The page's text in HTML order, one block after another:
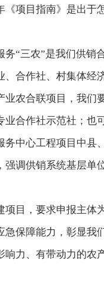
《项目指南》是出于
务“三农”是我们供销
、合作社、村集体
业农合联项目，我们
业合作社示范社；也
务中心工程项目中县
调供销系统基层单
项目，要求申报主体
急保障能力，彰显我
响力、有带动力的